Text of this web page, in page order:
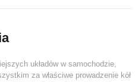
układów w samochodzie,
za właściwe prowadzenie kół